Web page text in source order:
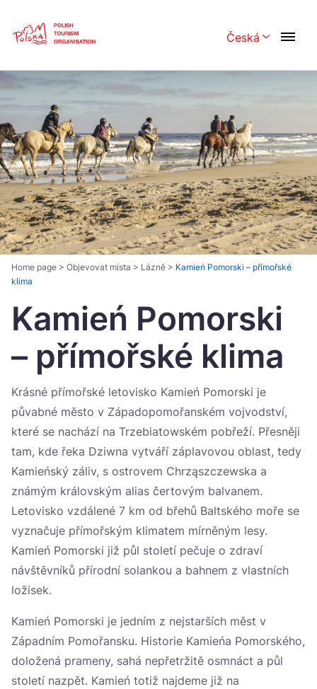
Česká
Polski
Dansk Deutsch
Español Français
Italiano Magyar
Nederlands 日本語
Português Norsk
Україна
Zamknij
Home page > Objevovat místa > Lázně > Kamień Pomorski – přímořské
klima
Kamień Pomorski
– přímořské klima
Krásné přímořské letovisko Kamień Pomorski je
půvabné město v Západopomořanském vojvodství,
které se nachází na Trzebiatowském pobřeží. Přesněji
tam, kde řeka Dziwna vytváří záplavovou oblast, tedy
Kamieńský záliv, s ostrovem Chrząszczewska a
známým královským alias čertovým balvanem.
Letovisko vzdálené 7 km od břehů Baltského moře se
vyznačuje přímořským klimatem mírněným lesy.
Kamień Pomorski již půl století pečuje o zdraví
návštěvníků přírodní solankou a bahnem z vlastních
ložisek.
Kamień Pomorski je jedním z nejstarších měst v
Západním Pomořansku. Historie Kamieńa Pomorského,
doložená prameny, sahá nepřetržitě osmnáct a půl
století nazpět. Kamień totiž najdeme již na